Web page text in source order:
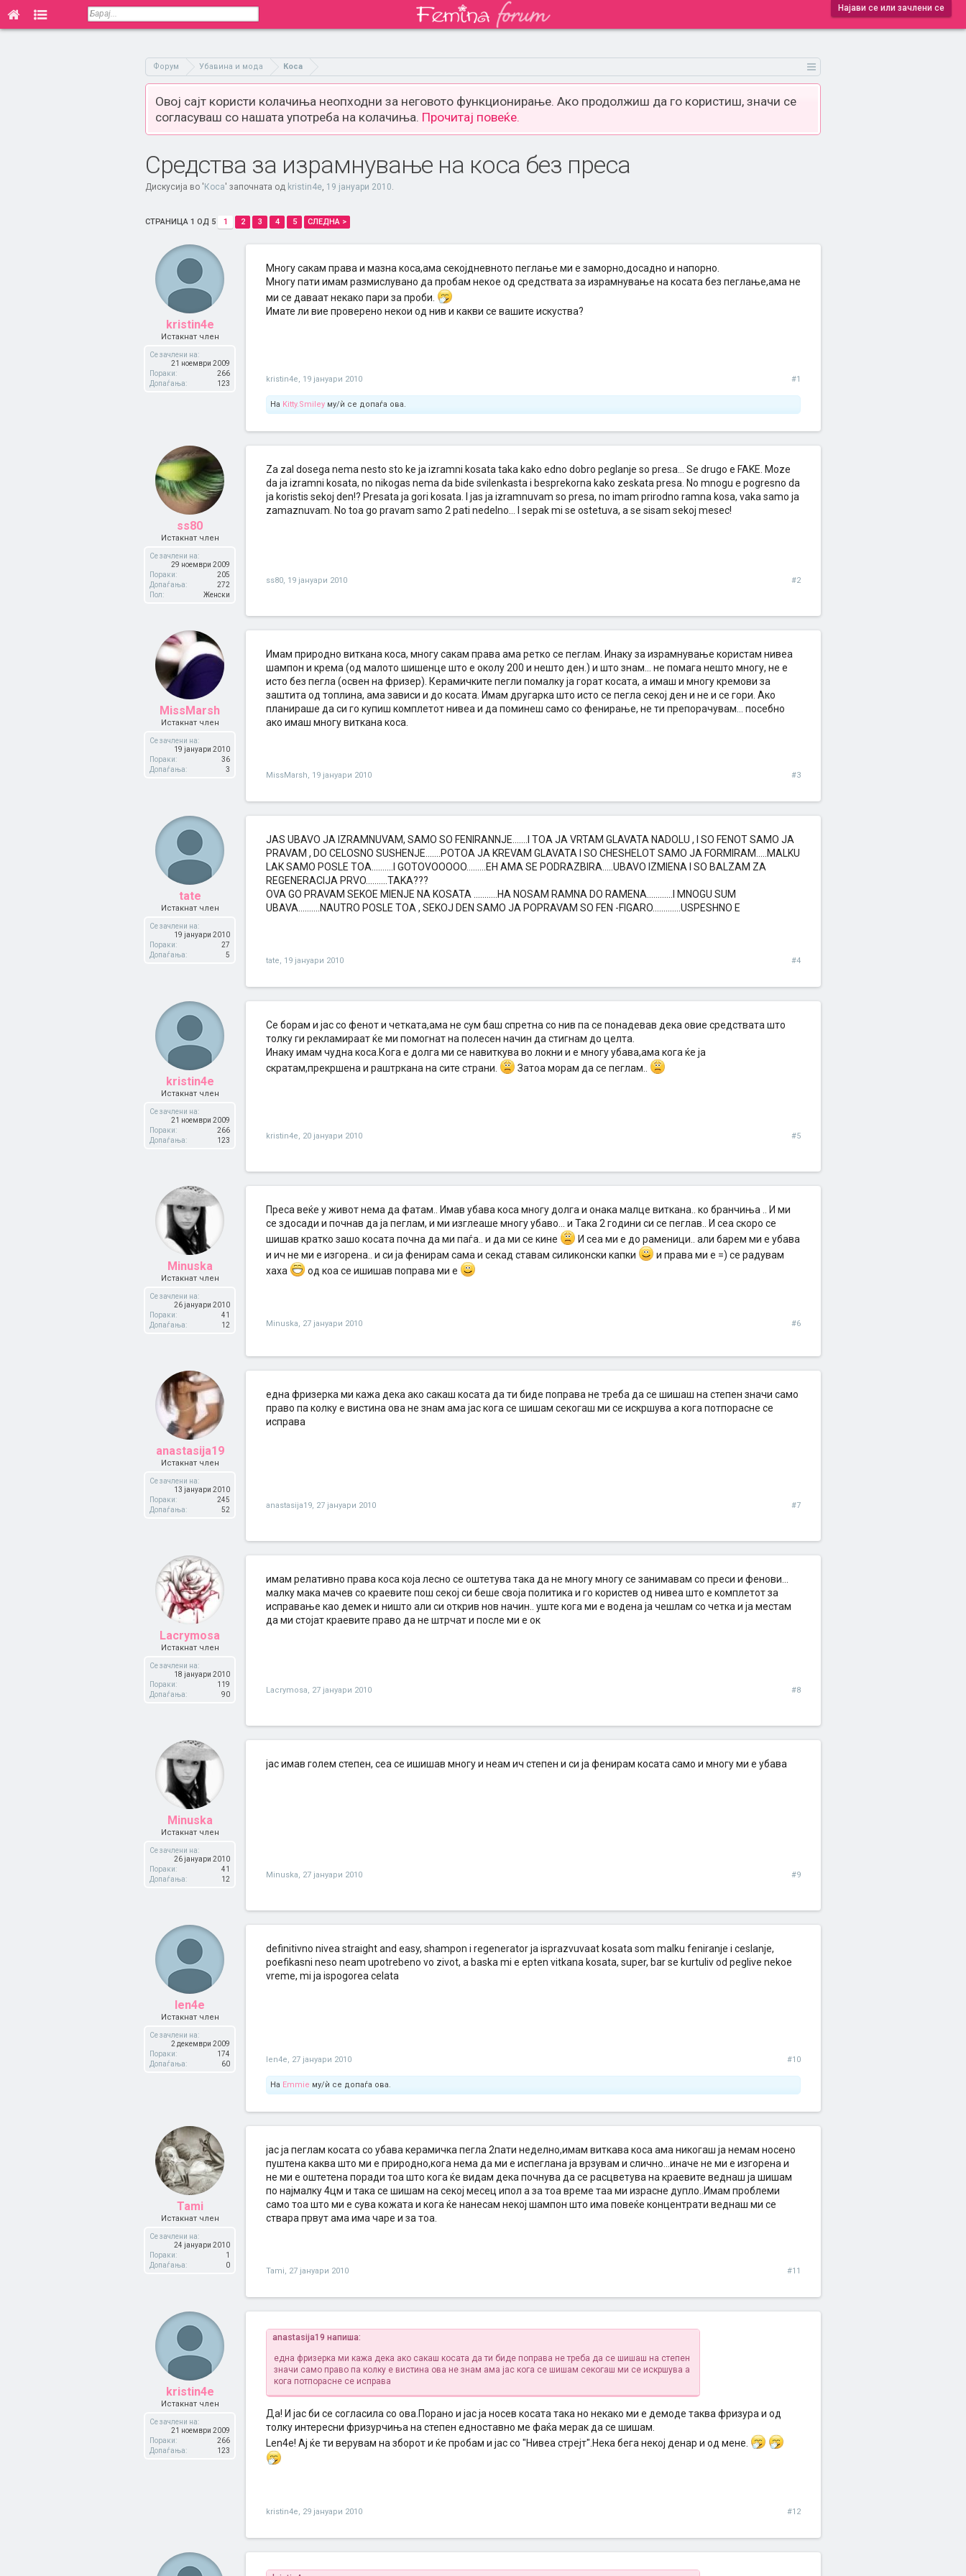
Најави се или зачлени се
Форум Убавина и мода Коса
Овој сајт користи колачиња неопходни за неговото функционирање. Ако продолжиш да го користиш, значи се
согласуваш со нашата употреба на колачиња. Прочитај повеќе.
Средства за израмнување на коса без преса
Дискусија во ' Коса' започната од kristin4e, 19 јануари 2010.
СТРАНИЦА 1 ОД 5 1 2 3 4 5 СЛЕДНА >
kristin4e
Истакнат член
Се зачлени на:
21 ноември 2009
Пораки:
266
Допаѓања:
123
Многу сакам права и мазна коса,ама секојдневното пеглање ми е заморно,досадно и напорно.
Многу пати имам размислувано да пробам некое од средствата за израмнување на косата без пеглање,ама не
ми се даваат некако пари за проби.
Имате ли вие проверено некои од нив и какви се вашите искуства?
kristin4e, 19 јануари 2010 #1
На Kitty.Smiley му/ѝ се допаѓа ова.
ss80
Истакнат член
Се зачлени на:
29 ноември 2009
Пораки:
205
Допаѓања:
272
Пол:
Женски
Za zal dosega nema nesto sto ke ja izramni kosata taka kako edno dobro peglanje so presa... Se drugo e FAKE. Moze
da ja izramni kosata, no nikogas nema da bide svilenkasta i besprekorna kako zeskata presa. No mnogu e pogresno da
ja koristis sekoj den!? Presata ja gori kosata. I jas ja izramnuvam so presa, no imam prirodno ramna kosa, vaka samo ja
zamaznuvam. No toa go pravam samo 2 pati nedelno... I sepak mi se ostetuva, a se sisam sekoj mesec!
ss80, 19 јануари 2010 #2
MissMarsh
Истакнат член
Се зачлени на:
19 јануари 2010
Пораки:
36
Допаѓања:
3
Имам природно виткана коса, многу сакам права ама ретко се пеглам. Инаку за израмнување користам нивеа
шампон и крема (од малото шишенце што е околу 200 и нешто ден.) и што знам... не помага нешто многу, не е
исто без пегла (освен на фризер). Керамичките пегли помалку ја горат косата, а имаш и многу кремови за
заштита од топлина, ама зависи и до косата. Имам другарка што исто се пегла секој ден и не и се гори. Ако
планираше да си го купиш комплетот нивеа и да поминеш само со фенирање, не ти препорачувам... посебно
ако имаш многу виткана коса.
MissMarsh, 19 јануари 2010 #3
tate
Истакнат член
Се зачлени на:
19 јануари 2010
Пораки:
27
Допаѓања:
5
JAS UBAVO JA IZRAMNUVAM, SAMO SO FENIRANNJE.......I TOA JA VRTAM GLAVATA NADOLU , I SO FENOT SAMO JA
PRAVAM , DO CELOSNO SUSHENJE.......POTOA JA KREVAM GLAVATA I SO CHESHELOT SAMO JA FORMIRAM.....MALKU
LAK SAMO POSLE TOA..........I GOTOVOOOOO.........EH AMA SE PODRAZBIRA.....UBAVO IZMIENA I SO BALZAM ZA
REGENERACIJA PRVO..........TAKA???
OVA GO PRAVAM SEKOE MIENJE NA KOSATA ...........HA NOSAM RAMNA DO RAMENA............I MNOGU SUM
UBAVA..........NAUTRO POSLE TOA , SEKOJ DEN SAMO JA POPRAVAM SO FEN -FIGARO.............USPESHNO E
tate, 19 јануари 2010 #4
kristin4e
Истакнат член
Се зачлени на:
21 ноември 2009
Пораки:
266
Допаѓања:
123
Се борам и јас со фенот и четката,ама не сум баш спретна со нив па се понадевав дека овие средствата што
толку ги рекламираат ќе ми помогнат на полесен начин да стигнам до целта.
Инаку имам чудна коса.Кога е долга ми се навиткува во локни и е многу убава,ама кога ќе ја
скратам,прекршена и раштркана на сите страни.
Затоа морам да се пеглам..
kristin4e, 20 јануари 2010 #5
Minuska
Истакнат член
Се зачлени на:
26 јануари 2010
Пораки:
41
Допаѓања:
12
Преса веќе у живот нема да фатам.. Имав убава коса многу долга и онака малце виткана.. ко бранчиња .. И ми
се здосади и почнав да ја пеглам, и ми изглеаше многу убаво... и Така 2 години си се пеглав.. И сеа скоро се
шишав кратко зашо косата почна да ми паѓа.. и да ми се кине
И сеа ми е до раменици.. али барем ми е убава
и ич не ми е изгорена.. и си ја фенирам сама и секад ставам силиконски капки
и права ми е =) се радувам
хаха
од коа се ишишав поправа ми е
Minuska, 27 јануари 2010 #6
anastasija19
Истакнат член
Се зачлени на:
13 јануари 2010
Пораки:
245
Допаѓања:
52
една фризерка ми кажа дека ако сакаш косата да ти биде поправа не треба да се шишаш на степен значи само
право па колку е вистина ова не знам ама јас кога се шишам секогаш ми се искршува а кога потпорасне се
исправа
anastasija19, 27 јануари 2010 #7
Lacrymosa
Истакнат член
Се зачлени на:
18 јануари 2010
Пораки:
119
Допаѓања:
90
имам релативно права коса која лесно се оштетува така да не многу многу се занимавам со преси и фенови...
малку мака мачев со краевите пош секој си беше своја политика и го користев од нивеа што е комплетот за
исправање као демек и ништо али си открив нов начин.. уште кога ми е водена ја чешлам со четка и ја местам
да ми стојат краевите право да не штрчат и после ми е ок
Lacrymosa, 27 јануари 2010 #8
Minuska
Истакнат член
Се зачлени на:
26 јануари 2010
Пораки:
41
Допаѓања:
12
јас имав голем степен, сеа се ишишав многу и неам ич степен и си ја фенирам косата само и многу ми е убава
Minuska, 27 јануари 2010 #9
len4e
Истакнат член
Се зачлени на:
2 декември 2009
Пораки:
174
Допаѓања:
60
definitivno nivea straight and easy, shampon i regenerator ja isprazvuvaat kosata som malku feniranje i ceslanje,
poefikasni neso neam upotrebeno vo zivot, a baska mi e epten vitkana kosata, super, bar se kurtuliv od peglive nekoe
vreme, mi ja ispogorea celata
len4e, 27 јануари 2010 #10
На Emmie му/ѝ се допаѓа ова.
Tami
Истакнат член
Се зачлени на:
24 јануари 2010
Пораки:
1
Допаѓања:
0
јас ја пеглам косата со убава керамичка пегла 2пати неделно,имам виткава коса ама никогаш ја немам носено
пуштена каква што ми е природно,кога нема да ми е испеглана ја врзувам и слично...иначе не ми е изгорена и
не ми е оштетена поради тоа што кога ќе видам дека почнува да се расцветува на краевите веднаш ја шишам
по најмалку 4цм и така се шишам на секој месец ипол а за тоа време таа ми израсне дупло..Имам проблеми
само тоа што ми е сува кожата и кога ќе нанесам некој шампон што има повеќе концентрати веднаш ми се
ствара првут ама има чаре и за тоа.
Tami, 27 јануари 2010 #11
kristin4e
Истакнат член
Се зачлени на:
21 ноември 2009
Пораки:
266
Допаѓања:
123
anastasija19 напиша:
една фризерка ми кажа дека ако сакаш косата да ти биде поправа не треба да се шишаш на степен
значи само право па колку е вистина ова не знам ама јас кога се шишам секогаш ми се искршува а
кога потпорасне се исправа
Да! И јас би се согласила со ова.Порано и јас ја носев косата така но некако ми е демоде таква фризура и од
толку интересни фризурчиња на степен едноставно ме фаќа мерак да се шишам.
Len4e! Ај ќе ти верувам на зборот и ќе пробам и јас со "Нивеа стрејт".Нека бега некој денар и од мене.
kristin4e, 29 јануари 2010 #12